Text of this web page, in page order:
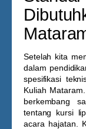
Setelah kita
dalam
spesifikasi
Kuliah Mataram
berkembang
tentang kursi
acara hajatan.